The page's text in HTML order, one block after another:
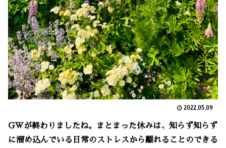
2022.05.09
GWが終わりましたね。まとまった休みは、知らず知らず
に溜め込んでいる日常のストレスから離れることのできる